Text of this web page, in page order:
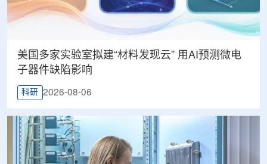
美国多家实验室拟建“材料发现云” 用AI预测微电
子器件缺陷影响
科研 2026-08-06